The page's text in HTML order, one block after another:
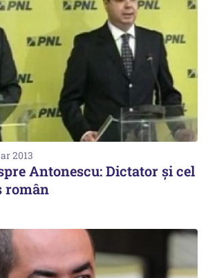
2013
Antonescu: Dictator și cel
român